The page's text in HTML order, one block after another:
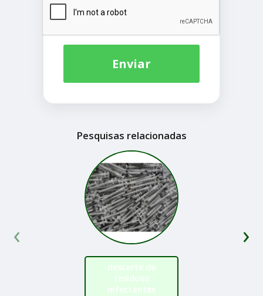
Enviar
Pesquisas relacionadas
descarte de
resíduos
infectantes
‹ ›